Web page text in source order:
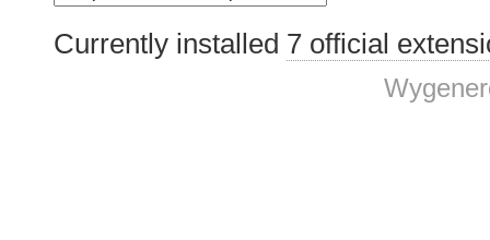
Currently installed 7 official